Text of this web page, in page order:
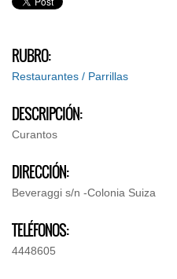
RUBRO:
Restaurantes / Parrillas
DESCRIPCIÓN:
Curantos
DIRECCIÓN:
Beveraggi s/n -Colonia Suiza
TELÉFONOS:
4448605